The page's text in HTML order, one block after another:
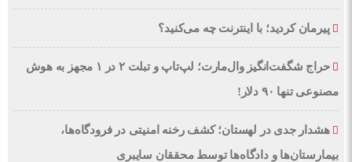
پیرمان کردید؛ با اینترنت چه می‌کنید؟
حراج شگفت‌انگیز وال‌مارت؛ لپ‌تاپ و تبلت ۲ در ۱ مجهز به هوش
مصنوعی تنها ۹۰ دلار!
هشدار جدی در لهستان؛ کشف رخنه امنیتی در فرودگاه‌ها،
بیمارستان‌ها و دادگاه‌ها توسط محققان سایبری